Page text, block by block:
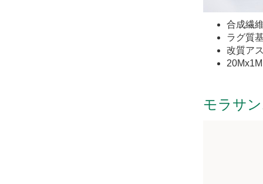
合成繊
ラグ質
改質ア
モラサ